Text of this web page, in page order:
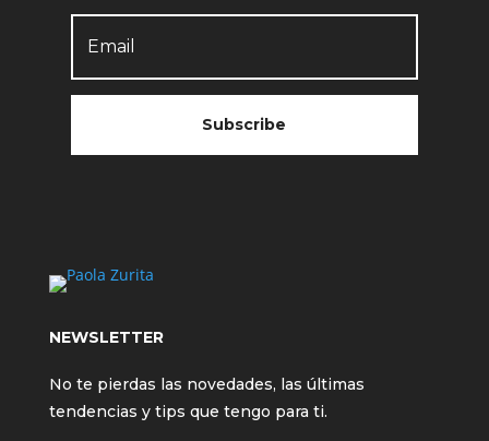
Subscribe
NEWSLETTER
No te pierdas las novedades, las últimas
tendencias y tips que tengo para ti.